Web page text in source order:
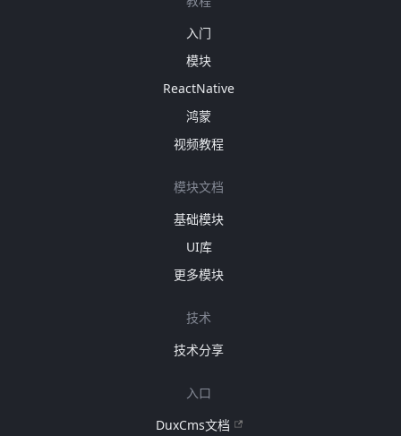
入门
模块
ReactNative
鸿蒙
视频教程
模块文档
基础模块
UI库
更多模块
技术
技术分享
入口
DuxCms文档